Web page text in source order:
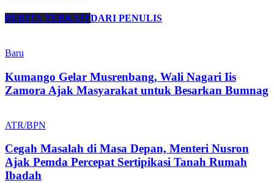
BERITA TERKAITDARI PENULIS
Baru
Kumango Gelar Musrenbang, Wali Nagari Iis
Zamora Ajak Masyarakat untuk Besarkan Bumnag
ATR/BPN
Cegah Masalah di Masa Depan, Menteri Nusron
Ajak Pemda Percepat Sertipikasi Tanah Rumah
Ibadah